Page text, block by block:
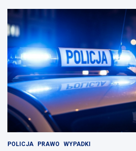
POLICJA PRAWO WYPADKI